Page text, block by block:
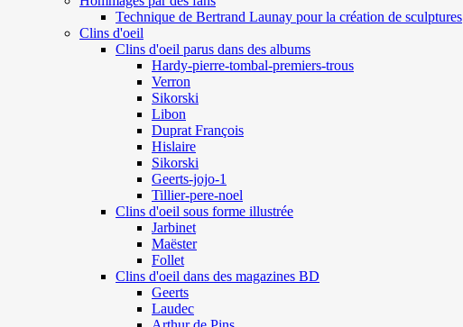
Technique de Bertrand Launay pour la création de sculptures
Clins d'oeil
Clins d'oeil parus dans des albums
Hardy-pierre-tombal-premiers-trous
Verron
Sikorski
Libon
Duprat François
Hislaire
Sikorski
Geerts-jojo-1
Tillier-pere-noel
Clins d'oeil sous forme illustrée
Jarbinet
Maëster
Follet
Clins d'oeil dans des magazines BD
Geerts
Laudec